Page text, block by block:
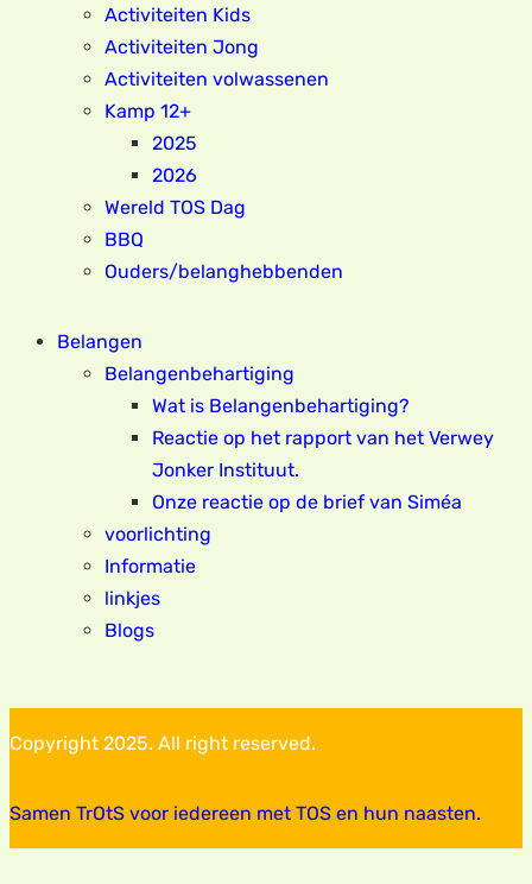
Activiteiten Kids
Activiteiten Jong
Activiteiten volwassenen
Kamp 12+
2025
2026
Wereld TOS Dag
BBQ
Ouders/belanghebbenden
Belangen
Belangenbehartiging
Wat is Belangenbehartiging?
Reactie op het rapport van het Verwey
Jonker Instituut.
Onze reactie op de brief van Siméa
voorlichting
Informatie
linkjes
Blogs
Copyright 2025. All right reserved.
Samen TrOtS voor iedereen met TOS en hun naasten.